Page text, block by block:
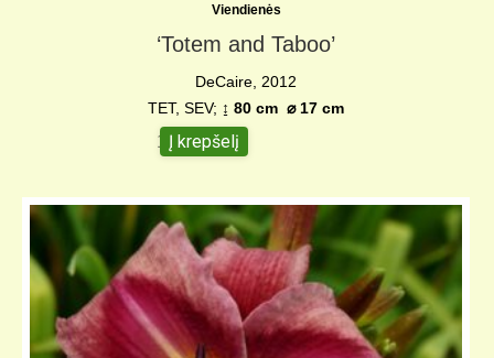
Viendienės
‘Totem and Taboo’
DeCaire, 2012
TET, SEV; ↨ 80 cm ⌀17 cm
18,00€
Į krepšelį